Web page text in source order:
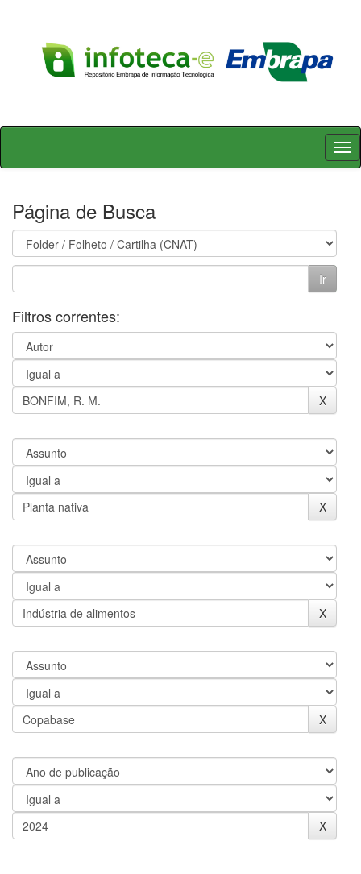
Skip
Página de Busca
Filtros correntes: